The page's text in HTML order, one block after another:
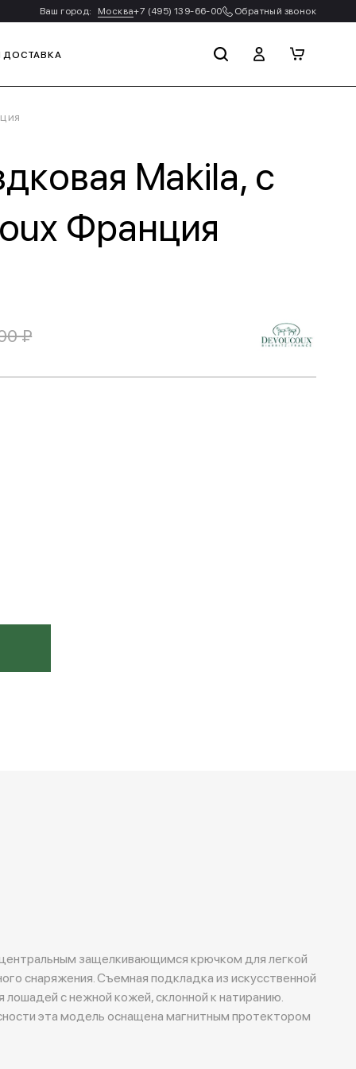
Ваш город: Москва+7 (495) 139-66-00 Обратный звонок
ДОСТАВКА
Makila, с
Франция
₽
защелкивающимся крючком для легкой
снаряжения. Съемная подкладка из искусственной
с нежной кожей, склонной к натиранию.
эта модель оснащена магнитным протектором